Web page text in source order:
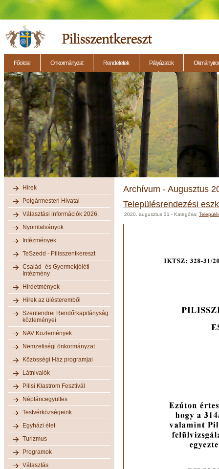
Főoldal Önkormányzat Rendeletek Pályázatok
2014.11.27. - Testületi ülés 2014.12.28. - Testületi ülés 2014.11.13. - Testületi
Hírek
Polgármesteri Hivatal
Választási információk 2026.
Nyomtatványok
Intézmények
TeSzedd - Pilisszentkereszt
Család- és Gyermekjóléti
Intézmény
Hirdetmények
Hírek az ülésteremből
Szentendrei Rendőrkapitányság
közleményei
NAV Közlemények
Nemzetiségi önkormányzat
Közösségi Ház programjai
Látnivalók
Pilisi Klastrom Fesztivál
Néptáncegyüttes
Testvérközségeink
Egyházi élet
Turizmus
Programok
Választás
Archívum - Augusztus
Településrendezési
2020. augusztus 31 - Kategória: